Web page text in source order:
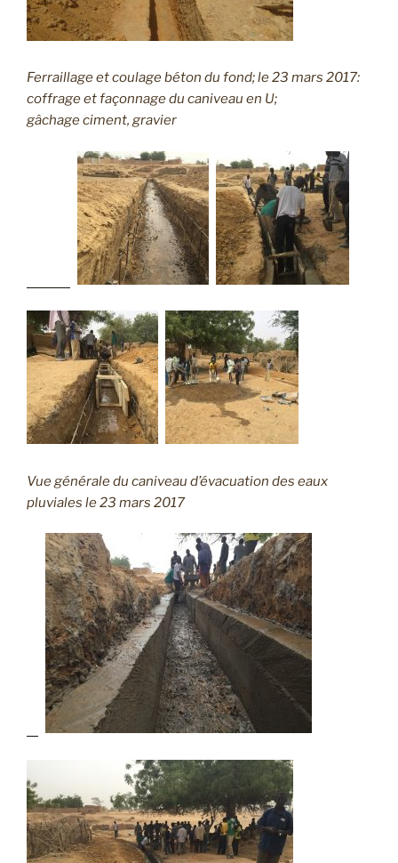
Ferraillage et coulage béton du fond; le 23 mars 2017:
coffrage et façonnage du caniveau en U;
gâchage ciment, gravier
Vue générale du caniveau d’évacuation des eaux
pluviales le 23 mars 2017